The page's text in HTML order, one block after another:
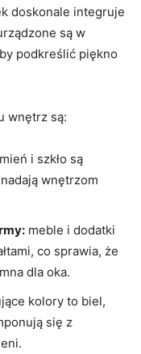
⁢doskonale integruje
są ⁤w‌
podkreślić piękno
wnętrz są:
i szkło są
wnętrzom
⁢meble i dodatki
co sprawia, że
dla oka.
kolory to biel,
się‍ z​